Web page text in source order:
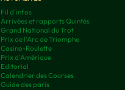
Fil d'infos
Arrivées et rapports Quintés
Grand National du Trot
Prix de l'Arc de Triomphe
Casino-Roulette
Prix d'Amérique
Editorial
Calendrier des Courses
Guide des paris